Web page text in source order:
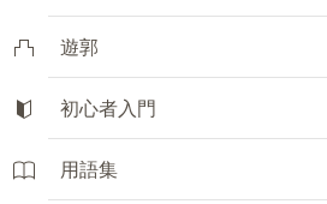
遊郭
初心者入門
用語集